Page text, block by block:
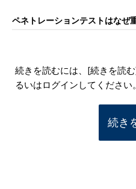
ペネトレーションテストはなぜ
続きを読むには、[続きを読
るいはログインしてください。
続き